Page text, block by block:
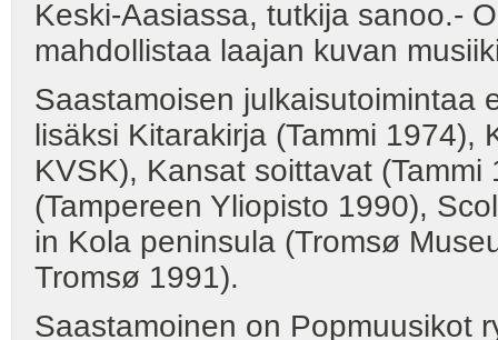
Keski-Aasiassa, tutkija sanoo.-
mahdollistaa laajan kuvan
Saastamoisen julkaisutoimintaa
lisäksi Kitarakirja (Tammi 1974),
KVSK), Kansat soittavat
(Tampereen Yliopisto 1990),
in Kola peninsula (Tromsø
Tromsø 1991).
Saastamoinen on Popmuusikot